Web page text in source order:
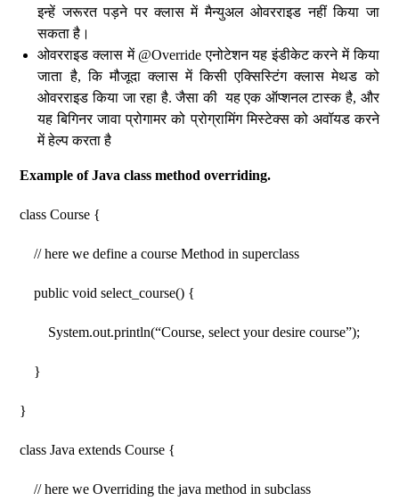
इन्हें जरूरत पड़ने पर क्लास में मैन्युअल ओवरराइड नहीं किया जा
सकता है।
ओवरराइड क्लास में @Override एनोटेशन यह इंडीकेट करने में किया
जाता है, कि मौजूदा क्लास में किसी एक्सिस्टिंग क्लास मेथड को
ओवरराइड किया जा रहा है. जैसा की यह एक ऑप्शनल टास्क है, और
यह बिगिनर जावा प्रोगामर को प्रोग्रामिंग मिस्टेक्स को अवॉयड करने
में हेल्प करता है
Example of Java class method overriding.
class Course {
// here we define a course Method in superclass
public void select_course() {
System.out.println(“Course, select your desire course”);
}
}
class Java extends Course {
// here we Overriding the java method in subclass